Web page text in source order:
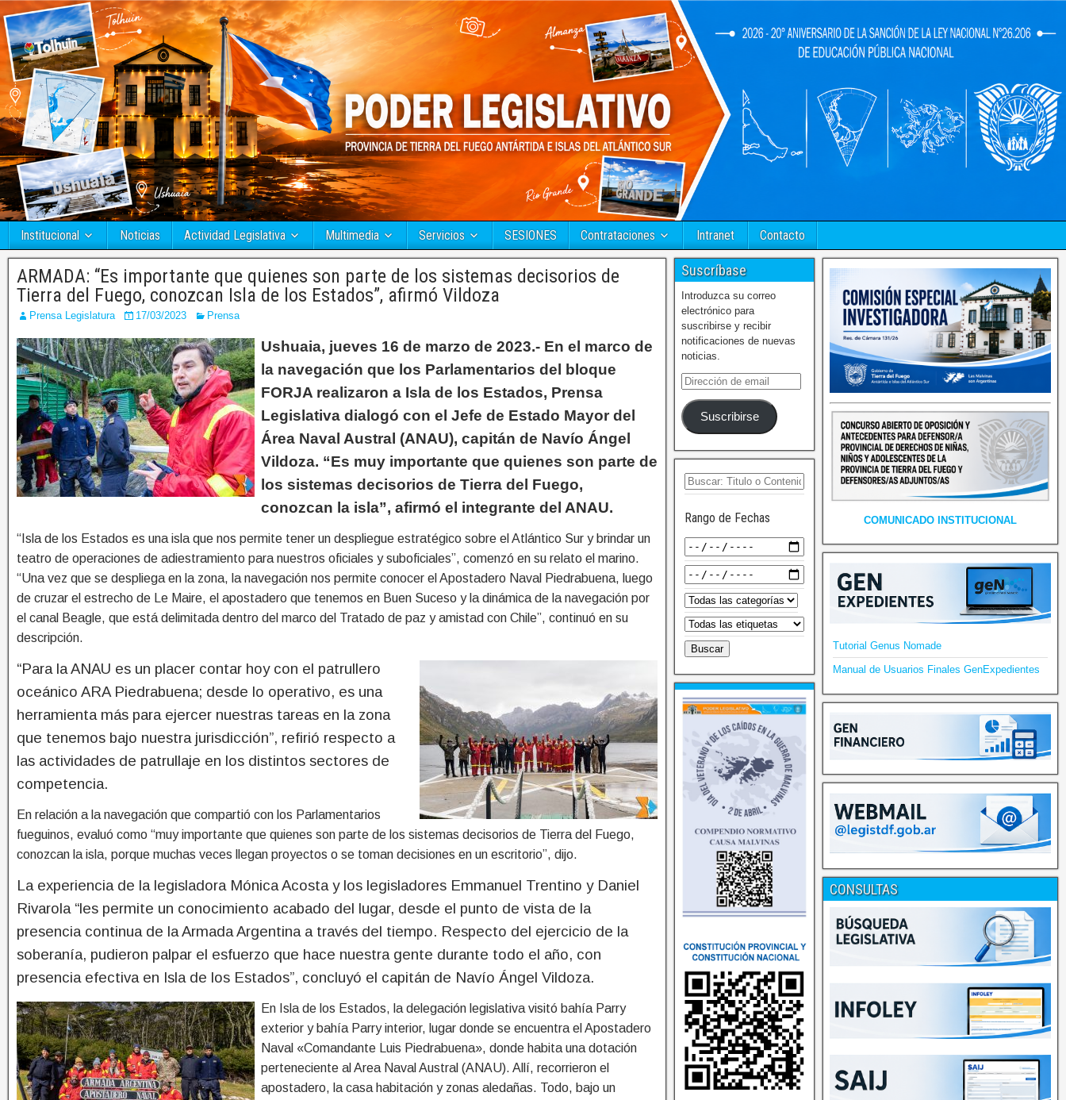
Institucional Noticias Actividad Legislativa Multimedia Servicios SESIONES Contrataciones Intranet Contacto
ARMADA: “Es importante que quienes son parte de los sistemas decisorios de
Tierra del Fuego, conozcan Isla de los Estados”, afirmó Vildoza
Prensa Legislatura 17/03/2023 Prensa
Ushuaia, jueves 16 de marzo de 2023.- En el marco de
la navegación que los Parlamentarios del bloque
FORJA realizaron a Isla de los Estados, Prensa
Legislativa dialogó con el Jefe de Estado Mayor del
Área Naval Austral (ANAU), capitán de Navío Ángel
Vildoza. “Es muy importante que quienes son parte de
los sistemas decisorios de Tierra del Fuego,
conozcan la isla”, afirmó el integrante del ANAU.
“Isla de los Estados es una isla que nos permite tener un despliegue estratégico sobre el Atlántico Sur y brindar un
teatro de operaciones de adiestramiento para nuestros oficiales y suboficiales”, comenzó en su relato el marino.
“Una vez que se despliega en la zona, la navegación nos permite conocer el Apostadero Naval Piedrabuena, luego
de cruzar el estrecho de Le Maire, el apostadero que tenemos en Buen Suceso y la dinámica de la navegación por
el canal Beagle, que está delimitada dentro del marco del Tratado de paz y amistad con Chile”, continuó en su
descripción.
“Para la ANAU es un placer contar hoy con el patrullero
oceánico ARA Piedrabuena; desde lo operativo, es una
herramienta más para ejercer nuestras tareas en la zona
que tenemos bajo nuestra jurisdicción”, refirió respecto a
las actividades de patrullaje en los distintos sectores de
competencia.
En relación a la navegación que compartió con los Parlamentarios
fueguinos, evaluó como “muy importante que quienes son parte de los sistemas decisorios de Tierra del Fuego,
conozcan la isla, porque muchas veces llegan proyectos o se toman decisiones en un escritorio”, dijo.
La experiencia de la legisladora Mónica Acosta y los legisladores Emmanuel Trentino y Daniel
Rivarola “les permite un conocimiento acabado del lugar, desde el punto de vista de la
presencia continua de la Armada Argentina a través del tiempo. Respecto del ejercicio de la
soberanía, pudieron palpar el esfuerzo que hace nuestra gente durante todo el año, con
presencia efectiva en Isla de los Estados”, concluyó el capitán de Navío Ángel Vildoza.
En Isla de los Estados, la delegación legislativa visitó bahía Parry
exterior y bahía Parry interior, lugar donde se encuentra el Apostadero
Naval «Comandante Luis Piedrabuena», donde habita una dotación
perteneciente al Area Naval Austral (ANAU). Allí, recorrieron el
apostadero, la casa habitación y zonas aledañas. Todo, bajo un
Suscríbase
Introduzca su correo
electrónico para
suscribirse y recibir
notificaciones de nuevas
noticias.
Suscribirse
Rango de Fechas COMUNICADO INSTITUCIONAL
Tutorial Genus Nomade
Manual de Usuarios Finales GenExpedientes
CONSULTAS